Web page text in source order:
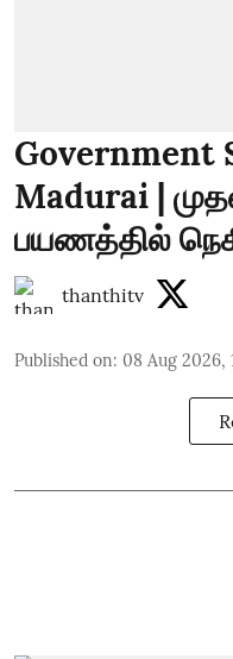
Government
Madurai |
பயணத்தில்
thanthitv
Published on: 08 Aug 2026,